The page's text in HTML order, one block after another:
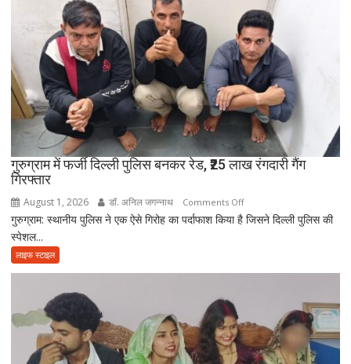
भक्ति
नहीं
आई
आत्मनिर्भर
बेटियां,
चिता
पर
अकेले
हो
वृद्धाश्रम
गुरुग्राम में फर्जी दिल्ली पुलिस बनकर रेड, ₹25 लाख रंगदारी गैंग
गिरफ्तार
August 1, 2026 डॉ. अनिल जगन्नाथ Comments Offon
गुरुग्राम
दिल्ली
रेड,
₹25
लाख
गुरुग्राम: स्थानीय पुलिस ने एक ऐसे गिरोह का पर्दाफाश किया है जिसने दिल्ली पुलिस की
स्पेशल...
लाइफ स्टाइल